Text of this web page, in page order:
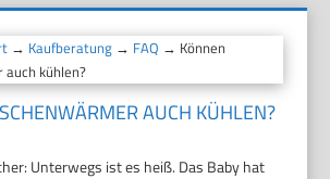
→ Kaufberatung → FAQ → Können
kühlen?
AUCH KÜHLEN?
Unterwegs ist es heiß. Das Baby hat